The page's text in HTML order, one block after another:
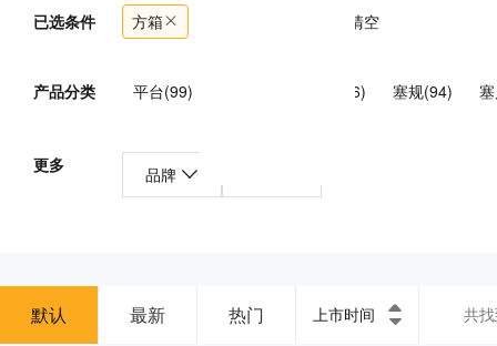
已选条件 方箱 清空
产品分类 平台(99) 卡规(26) 塞规(94)
其他量具(191)
更多 品牌
默认 最新 热门 上市时间 共